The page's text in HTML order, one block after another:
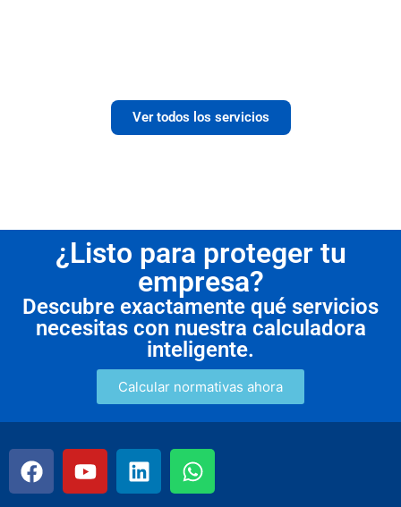
Ver todos los servicios
¿Listo para proteger tu
empresa?
Descubre exactamente qué servicios
necesitas con nuestra calculadora
inteligente.
Calcular normativas ahora